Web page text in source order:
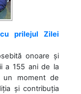
prilejul Zilei
onoare și
a 155 ani de la
un moment de
și contribuția